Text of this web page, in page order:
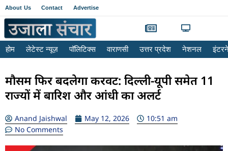
About Us Contact Advertise
होम लेटेस्ट न्यूज़ पॉलिटिक्स वाराणसी उत्तर प्रदेश नेशनल
मौसम फिर बदलेगा करवट: दिल्ली-यूपी समेत 11
राज्यों में बारिश और आंधी का अलर्ट
Anand Jaishwal May 12, 2026
10:51 am
No Comments